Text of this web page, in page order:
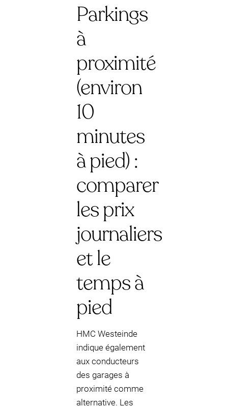
Parkings
à
proximité
(environ
10
minutes
à pied) :
comparer
les prix
journaliers
et le
temps à
pied
HMC Westeinde
indique également
aux conducteurs
des garages à
proximité comme
alternative. Les